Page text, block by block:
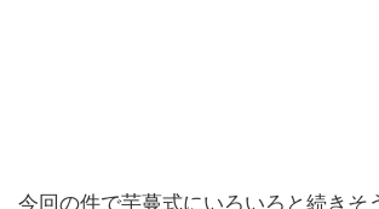
今回の件で芋蔓式にいろいろと続きそ